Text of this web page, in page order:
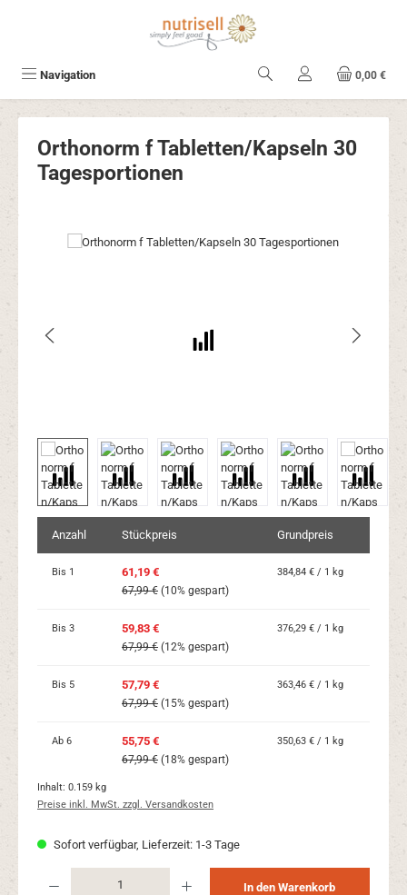
Navigation 0,00 €
Orthonorm f Tabletten/Kapseln 30
Tagesportionen
Bildergalerie überspringen
Anzahl Stückpreis Grundpreis
Bis 1 61,19 €
67,99 € (10% gespart)
384,84 € / 1 kg
Bis 3 59,83 €
67,99 € (12% gespart)
376,29 € / 1 kg
Bis 5 57,79 €
67,99 € (15% gespart)
363,46 € / 1 kg
Ab 6 55,75 €
67,99 € (18% gespart)
350,63 € / 1 kg
Inhalt: 0.159 kg
Preise inkl. MwSt. zzgl. Versandkosten
Sofort verfügbar, Lieferzeit: 1-3 Tage
In den Warenkorb